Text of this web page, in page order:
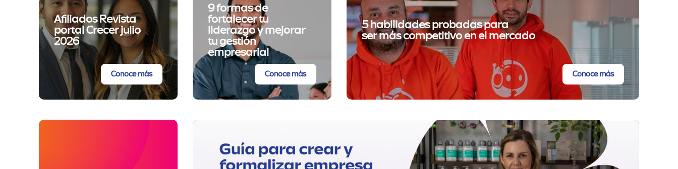
Afiliados Revista
portal Crecer julio
2026
Conoce más
9 formas de
fortalecer tu
liderazgo y mejorar
tu gestión
empresarial
Conoce más
5 habilidades probadas para
ser más competitivo en el mercado
Conoce más